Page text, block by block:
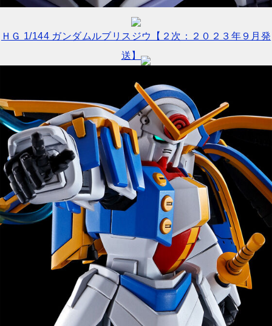
ＨＧ 1/144 ガンダムルブリスジウ【２次：２０２３年９月発
送】